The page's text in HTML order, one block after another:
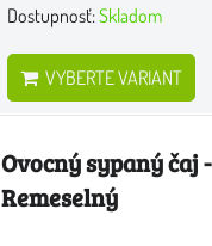
Dostupnosť:Skladom
VYBERTE VARIANT
Ovocný sypaný čaj -
Remeselný